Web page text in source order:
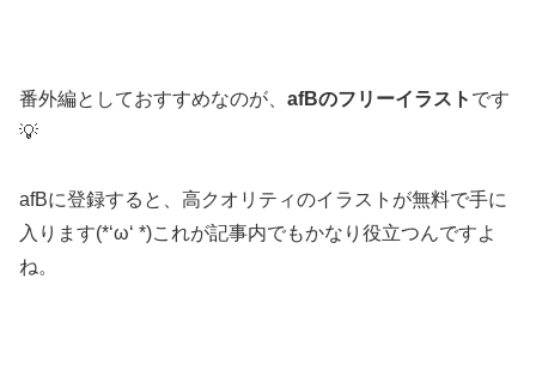
番外編としておすすめなのが、 afBのフリーイラスト です
💡
afBに登録すると、高クオリティのイラストが無料で手に
入ります(*‘ω‘ *)これが記事内でもかなり役立つんですよ
ね。